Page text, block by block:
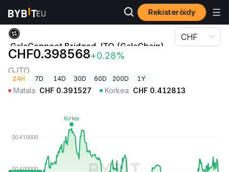
Rekisteröidy
Kryptohinnat GalaConnect Bridged JTO (GalaChain)-hinta GJTO
GalaConnect Bridged JTO (GalaChain)-
hinta
GJTO
CHF0.398568+0.28%
CHF
24H 7D 14D 30D 60D 200D 1Y
Matala CHF 0.391527 Korkea CHF 0.412813